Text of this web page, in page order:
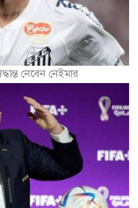
নেবেন নেইমার